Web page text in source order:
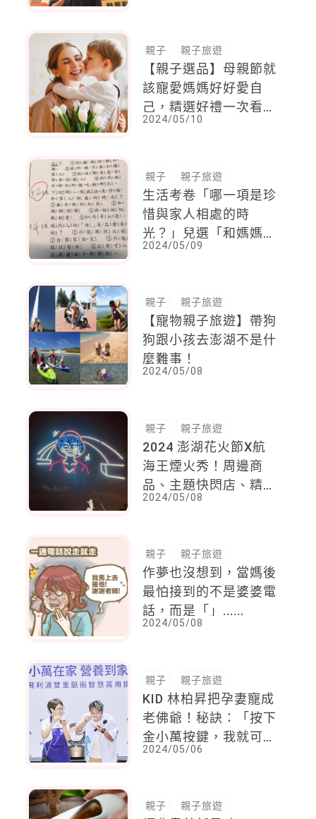
親子 親子旅遊
【親子選品】母親節就
該寵愛媽媽好好愛自
己，精選好禮一次看，
送禮免煩惱
2024/05/10
親子 親子旅遊
生活考卷「哪一項是珍
惜與家人相處的時
光？」兒選「和媽媽頂
嘴」母崩潰：媽媽一點
2024/05/09
親子 親子旅遊
【寵物親子旅遊】帶狗
狗跟小孩去澎湖不是什
麼難事！
2024/05/08
親子 親子旅遊
2024 澎湖花火節X航
海王煙火秀！周邊商
品、主題快閃店、精選
5家澎湖最美親子飯店
2024/05/08
親子 親子旅遊
作夢也沒想到，當媽後
最怕接到的不是婆婆電
話，而是「」......
2024/05/08
親子 親子旅遊
KID 林柏昇把孕妻寵成
老佛爺！秘訣：「按下
金小萬按鍵，我就可以
陪玩、洗澡，還可以幫
2024/05/06
親子 親子旅遊